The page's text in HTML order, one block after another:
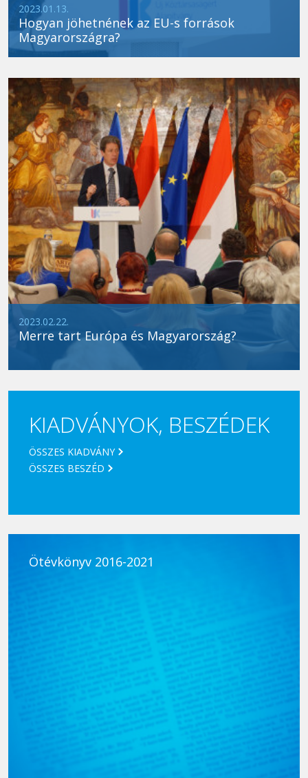
2023.01.13.
Hogyan jöhetnének az EU-s források
Magyarországra?
2023.02.22.
Merre tart Európa és Magyarország?
KIADVÁNYOK, BESZÉDEK
ÖSSZES KIADVÁNY
ÖSSZES BESZÉD
Ötévkönyv 2016-2021